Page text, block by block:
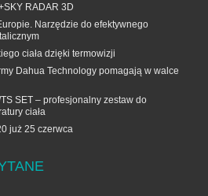
RADAR 3D
Narzędzie do efektywnego
ciała dzięki termowizji
Dahua Technology pomagają w walce
SET – profesjonalny zestaw do
ciała
już 25 czerwca